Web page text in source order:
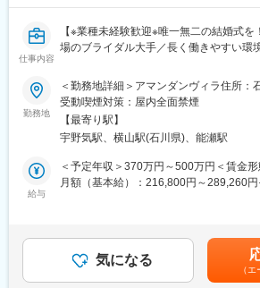
変更の範囲：会社の定める業務
100％！新規営業や飛び込み営業がなく
・保険の相談（資産運用～住宅など幅
・契約に関する事務
・アフターフォロー
・保険会社対応
※月に新規顧客は8名前後、面談数は月30
のライフプランに関する相談にのってい
ご提案がしやすいです。
また、資産運用～住宅など幅広い分野で
スキルアップにも繋がります。
仕事内容
【※業種未経験歓迎※唯一無二の結婚式
場のブライダル大手／長く働きやすい環
■仕事内容：
ウエディングプランナーとして、おふた
る唯一無二の挙式をプロデュースします
せ、当日まで一貫して担当できるため、
寄り添えることが特徴です。
式を実現します。経験を積んだ後は【新
て、初めて来館されたお客様への会場案
案、会場決定までをサポート。将来的に
勤務地
＜勤務地詳細＞アマンダンヴィラ住所：
受動喫煙対策：屋内全面禁煙
【最寄り駅】
宇野気駅、横山駅(石川県)、能瀬駅
給与
＜予定年収＞370万円～500万円＜賃金
月額（基本給）：216,800円～289,260円
手当＞有＜給与補足＞※ご経験・年齢に
もございます。■昇給：年1回（3月）■賞
ンセンティブ（毎月）賃金はあくまでも
気になる
（